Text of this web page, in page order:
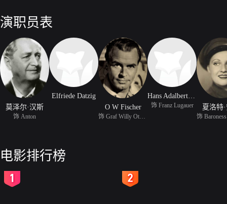
演职员表
莫泽尔·汉斯
饰 Anton
Elfriede Datzig
O W Fischer
Hans Adalbert Schlettow
饰 Franz Lugauer 夏洛特
电影排行榜